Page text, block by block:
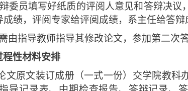
委员填写好纸质的评阅人意见和答辩决议
绩，评阅专家给评阅成绩，系主任给答辩
由指导教师指导其修改论文，参加第二次答
程性材料安排
文原文装订成册（一式一份）交学院教科